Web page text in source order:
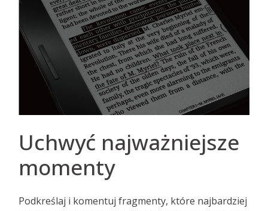
Uchwyć najważniejsze
momenty
Podkreślaj i komentuj fragmenty, które najbardziej